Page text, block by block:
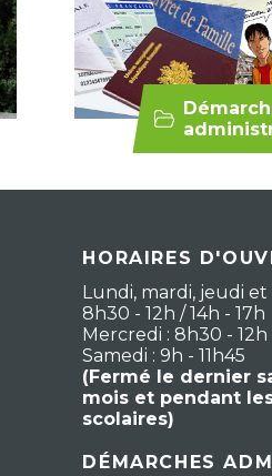
HORAIRES
Lundi, mardi, jeudi et
8h30 - 12h / 14h - 17h
Mercredi : 8h30 - 12h
Samedi : 9h - 11h45
(Fermé le dernier
mois et pendant
scolaires)
DÉMARCHES